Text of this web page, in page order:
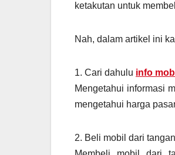
ketakutan untuk
Nah, dalam artikel ini
1. Cari dahulu info
Mengetahui informasi
mengetahui harga
2. Beli mobil dari